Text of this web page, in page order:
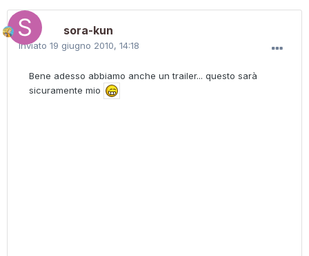
sora-kun
Inviato 19 giugno 2010, 14:18
Bene adesso abbiamo anche un trailer... questo sarà
sicuramente mio